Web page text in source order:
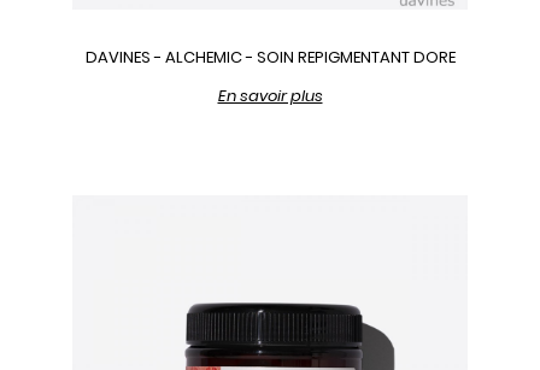
DAVINES - ALCHEMIC - SOIN REPIGMENTANT DORE
En savoir plus